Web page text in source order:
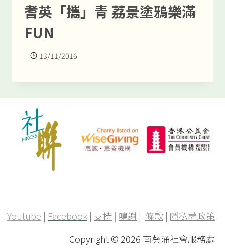
耆英「攜」青 荔景塗鴉樂滿
FUN
13/11/2016
Youtube | Facebook | 支持 | 鳴謝 | 條款 | 隱私權政策
Copyright © 2026 南葵涌社會服務處